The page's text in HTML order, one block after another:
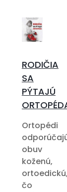
RODIČIA
SA
PÝTAJÚ
Ortopédi
obuv
koženú,
ortoedickú,
čo